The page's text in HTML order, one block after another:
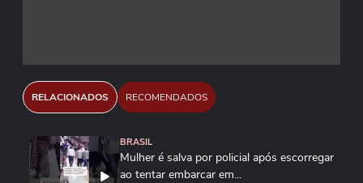
RELACIONADOS RECOMENDADOS
BRASIL
Mulher é salva por policial após escorregar
ao tentar embarcar em...